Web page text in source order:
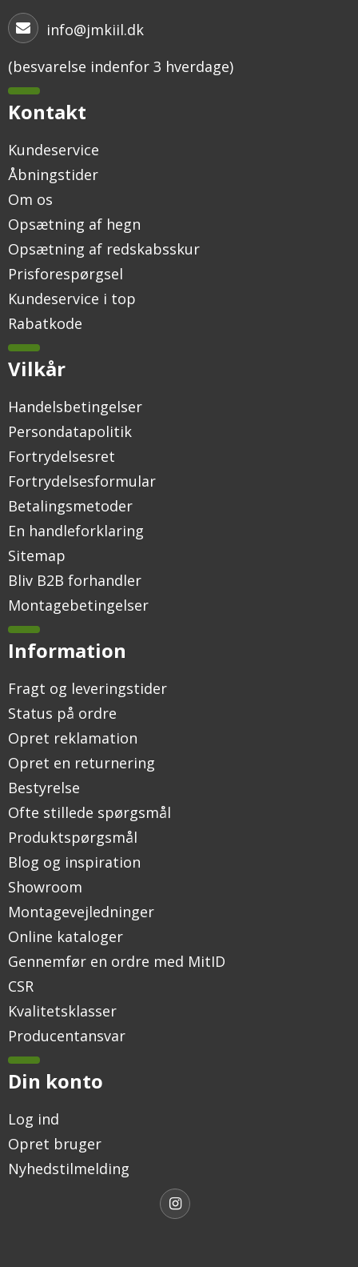
info@jmkiil.dk
(besvarelse indenfor 3 hverdage)
Kontakt
Kundeservice
Åbningstider
Om os
Opsætning af hegn
Opsætning af redskabsskur
Prisforespørgsel
Kundeservice i top
Rabatkode
Vilkår
Handelsbetingelser
Persondatapolitik
Fortrydelsesret
Fortrydelsesformular
Betalingsmetoder
En handleforklaring
Sitemap
Bliv B2B forhandler
Montagebetingelser
Information
Fragt og leveringstider
Status på ordre
Opret reklamation
Opret en returnering
Bestyrelse
Ofte stillede spørgsmål
Produktspørgsmål
Blog og inspiration
Showroom
Montagevejledninger
Online kataloger
Gennemfør en ordre med MitID
CSR
Kvalitetsklasser
Producentansvar
Din konto
Log ind
Opret bruger
Nyhedstilmelding